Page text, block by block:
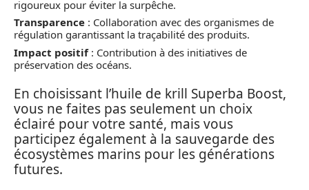
rigoureux pour éviter la surpêche.
Transparence : Collaboration avec des organismes de
régulation garantissant la traçabilité des produits.
Impact positif: Contribution à des initiatives de
préservation des océans.
En choisissant l’huile de krill Superba Boost,
vous ne faites pas seulement un choix
éclairé pour votre santé, mais vous
participez également à la sauvegarde des
écosystèmes marins pour les générations
futures.